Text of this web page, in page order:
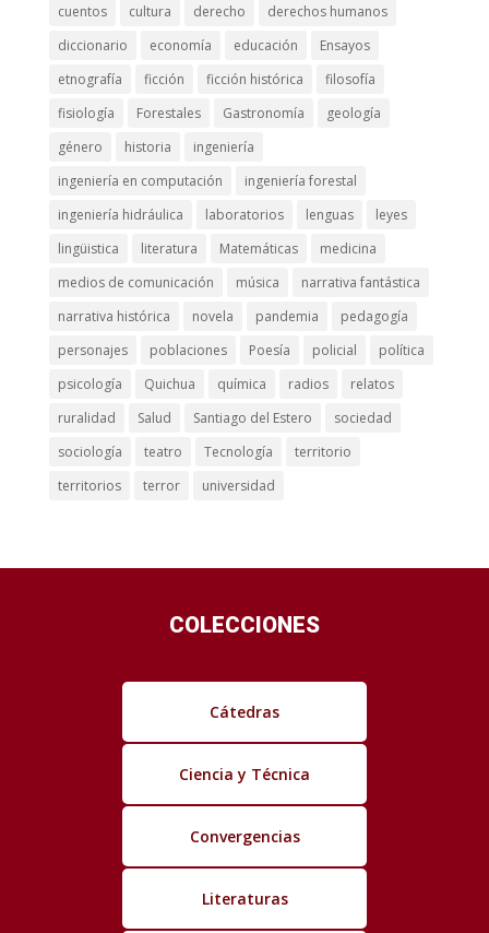
cuentos
cultura derecho
derechos humanos
diccionario
economía educación
Ensayos
etnografía
ficción ficción histórica
filosofía
fisiología
Forestales Gastronomía
geología
género
historia
ingeniería
ingeniería en computación
ingeniería forestal
ingeniería hidráulica
laboratorios lenguas
leyes
lingüistica
literatura Matemáticas
medicina
medios de comunicación
música
narrativa fantástica
narrativa histórica
novela pandemia
pedagogía
personajes
poblaciones Poesía policial
política
psicología
Quichua química radios
relatos
ruralidad
Salud Santiago del Estero
sociedad
sociología
teatro Tecnología
territorio
territorios
terror universidad
COLECCIONES
Cátedras
Ciencia y Técnica
Convergencias
Literaturas